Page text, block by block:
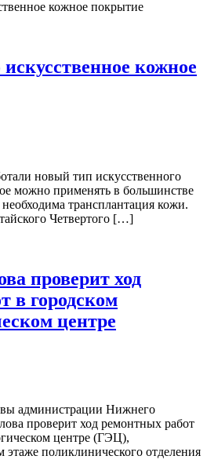
кожное
новый тип искусственного
можно применять в большинстве
трансплантация кожи.
Четвертого […]
проверит ход
в городском
центре
администрации Нижнего
проверит ход ремонтных работ
центре (ГЭЦ),
поликлинического отделения